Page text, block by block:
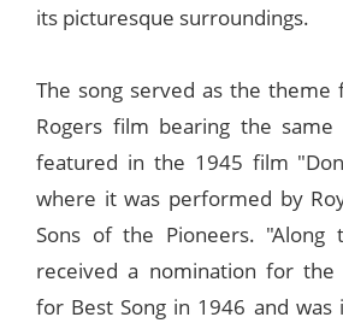
its picturesque surroundings.
The song served as the theme
Rogers film bearing the
featured in the 1945 film
where it was performed by
Sons of the Pioneers. "Along
received a nomination for the
for Best Song in 1946 and